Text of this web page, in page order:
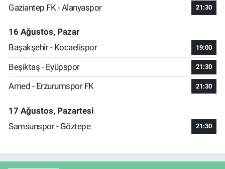
Gaziantep FK - Alanyaspor 21:30
16 Ağustos, Pazar
Başakşehir - Kocaelispor
19:00
Beşiktaş - Eyüpspor 21:30
Amed - Erzurumspor FK 21:30
17 Ağustos, Pazartesi
Samsunspor - Göztepe
21:30